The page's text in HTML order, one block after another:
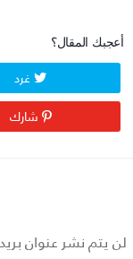
المقال؟
غرد
شارك
يتم نشر عنوان